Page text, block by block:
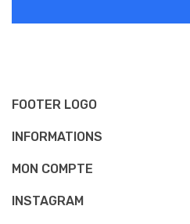
FOOTER LOGO
INFORMATIONS
MON COMPTE
INSTAGRAM